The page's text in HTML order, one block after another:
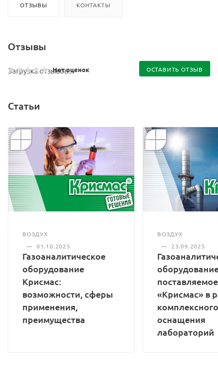
ОТЗЫВЫ КОНТАКТЫ
Отзывы
Нет оценок ОСТАВИТЬ ОТЗЫВ
Загрузка отзывов...
Статьи
ВОЗДУХ
— 01.10.2025
Газоаналитическое
оборудование
Крисмас:
возможности, сферы
применения,
преимущества
ВОЗДУХ
—
23.09.2025
«Крисмас» в
комплексного
оснащения
лабораторий